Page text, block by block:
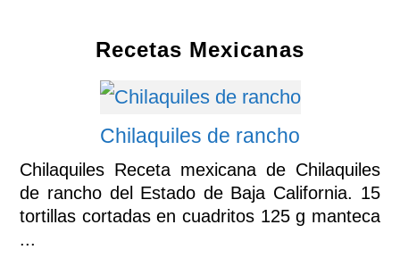
Recetas Mexicanas
Chilaquiles de rancho
Chilaquiles Receta mexicana de Chilaquiles
de rancho del Estado de Baja California. 15
tortillas cortadas en cuadritos 125 g manteca
...